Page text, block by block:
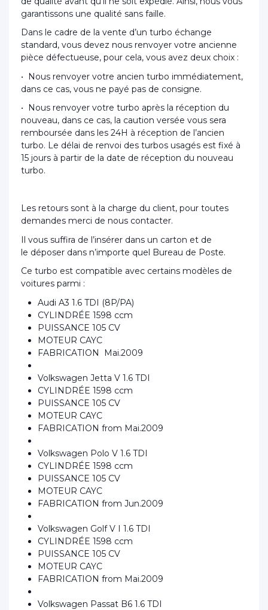
garantissons une qualité sans faille.
Dans le cadre de la vente d’un turbo échange
standard, vous devez nous renvoyer votre ancienne
pièce défectueuse, pour cela, vous avez deux choix :
• Nous renvoyer votre ancien turbo immédiatement,
dans ce cas, vous ne payé pas de consigne.
• Nous renvoyer votre turbo après la réception du
nouveau, dans ce cas, la caution versée vous sera
remboursée dans les 24H à réception de l’ancien
turbo. Le délai de renvoi des turbos usagés est fixé à
15 jours à partir de la date de réception du nouveau
turbo.
Les retours sont à la charge du client, pour toutes
demandes merci de nous contacter.
Il vous suffira de l’insérer dans un carton et de
le déposer dans n’importe quel Bureau de Poste.
Ce turbo est compatible avec certains modèles de
voitures parmi :
Audi A3 1.6 TDI (8P/PA)
CYLINDRÉE 1598 ccm
PUISSANCE 105 CV
MOTEUR CAYC
FABRICATION Mai.2009
Volkswagen Jetta V 1.6 TDI
CYLINDRÉE 1598 ccm
PUISSANCE 105 CV
MOTEUR CAYC
FABRICATION from Mai.2009
Volkswagen Polo V 1.6 TDI
CYLINDRÉE 1598 ccm
PUISSANCE 105 CV
MOTEUR CAYC
FABRICATION from Jun.2009
Volkswagen Golf V I 1.6 TDI
CYLINDRÉE 1598 ccm
PUISSANCE 105 CV
MOTEUR CAYC
FABRICATION from Mai.2009
Volkswagen Passat B6 1.6 TDI